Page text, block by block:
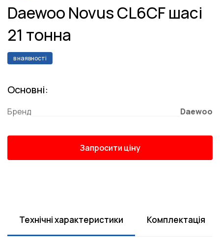
Daewoo Novus CL6CF шасі
21 тонна
в наявності
Основні:
Бренд Daewoo
Запросити ціну
Технічні характеристики Комплектація